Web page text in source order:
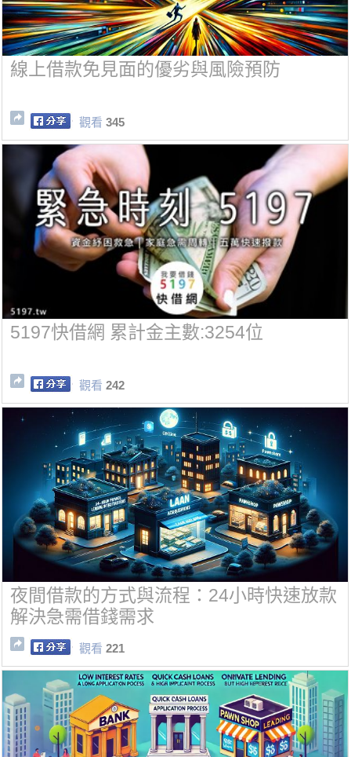
線上借款免見面的優劣與風險預防
觀看 345
5197快借網 累計金主數:3254位
觀看 242
夜間借款的方式與流程：24小時快速放款
解決急需借錢需求
觀看 221